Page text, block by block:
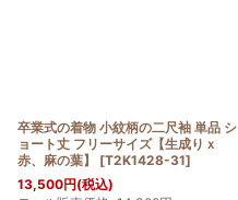
卒業式の着物 小紋柄の二尺袖 単品 シ
ョート丈 フリーサイズ【生成りｘ
赤、麻の葉】
[T2K1428-31]
13,500円(税込)